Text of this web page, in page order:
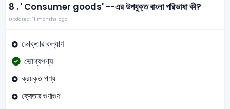
8 .' Consumer goods' --এর উপযুক্ত বাংলা পরিভাষা কী?
Updated: 11 months ago
ভোক্তার কল্যাণ
ভোগ্যপণ্য
ক্রয়কৃত পণ্য
ক্রেতার গুণাগুণ